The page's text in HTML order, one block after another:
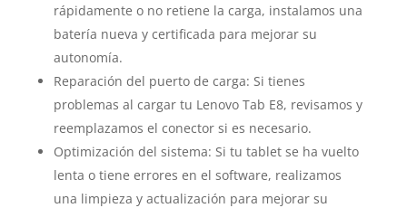
rápidamente o no retiene la carga, instalamos una
batería nueva y certificada para mejorar su
autonomía.
Reparación del puerto de carga: Si tienes
problemas al cargar tu Lenovo Tab E8, revisamos y
reemplazamos el conector si es necesario.
Optimización del sistema: Si tu tablet se ha vuelto
lenta o tiene errores en el software, realizamos
una limpieza y actualización para mejorar su